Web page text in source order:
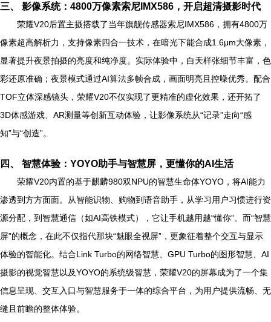
三、 影像系统：4800万像素索尼IMX586，开启超清摄影时代
荣耀V20后置主摄搭载了当年旗舰传感器索尼IMX586，拥有4800万
像素超高解析力，支持像素四合一技术，在暗光下能合成1.6μm大像素，
显著提升夜景拍摄的亮度和纯净度。实际体验中，白天样张细节丰富，色
彩还原准确；夜景模式通过AI算法多帧合成，画面明亮且控噪优秀。配合
TOF立体深感镜头，荣耀V20不仅实现了更精准的虚化效果，还开拓了
3D体感游戏、AR测量等创新互动体验，让影像系统从“记录”走向“感
知”与“创造”。
四、 智慧体验：YOYO助手与智慧屏，更懂你的AI生活
荣耀V20内置的基于麒麟980双NPU的智慧生命体YOYO，将AI能力
渗透到方方面面。从智能识物、购物到语音助手，从学习用户习惯进行资
源分配，到智慧通信（如AI高铁模式），它让手机越用越“懂你”。而“智慧
屏”的概念，在此不仅指代那块“魅眼全视屏”，更象征着整个交互与显示
体验的智能化。结合Link Turbo的网络智慧、GPU Turbo的图形智慧、AI
摄影的视觉智慧以及YOYO的系统级智慧，荣耀V20的屏幕成为了一个集
信息呈现、交互入口与智慧服务于一体的综合平台，为用户提供流畅、无
缝且前瞻的整体体验。